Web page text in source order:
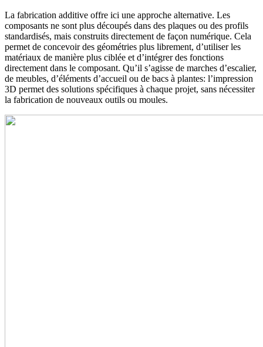
La fabrication additive offre ici une approche alternative. Les
composants ne sont plus découpés dans des plaques ou des profils
standardisés, mais construits directement de façon numérique. Cela
permet de concevoir des géométries plus librement, d’utiliser les
matériaux de manière plus ciblée et d’intégrer des fonctions
directement dans le composant. Qu’il s’agisse de marches d’escalier,
de meubles, d’éléments d’accueil ou de bacs à plantes: l’impression
3D permet des solutions spécifiques à chaque projet, sans nécessiter
la fabrication de nouveaux outils ou moules.